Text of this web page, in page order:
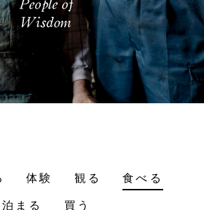
体験 観る 食べる
泊まる 買う